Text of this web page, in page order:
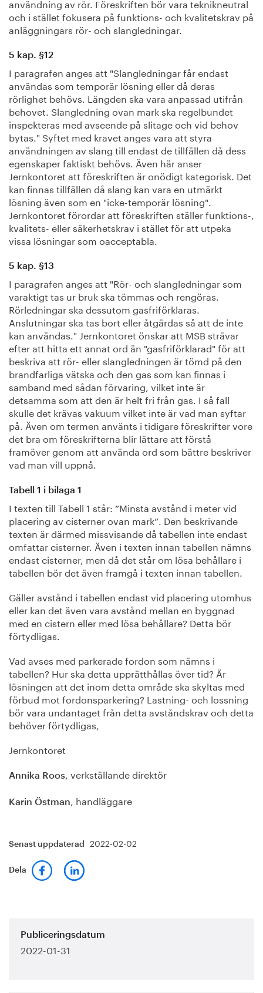
användning av rör. Föreskriften bör vara teknikneutral
och i stället fokusera på funktions- och kvalitetskrav på
anläggningars rör- och slangledningar.
5 kap. §12
I paragrafen anges att "Slangledningar får endast
användas som temporär lösning eller då deras
rörlighet behövs. Längden ska vara anpassad utifrån
behovet. Slangledning ovan mark ska regelbundet
inspekteras med avseende på slitage och vid behov
bytas." Syftet med kravet anges vara att styra
användningen av slang till endast de tillfällen då dess
egenskaper faktiskt behövs. Även här anser
Jernkontoret att föreskriften är onödigt kategorisk. Det
kan finnas tillfällen då slang kan vara en utmärkt
lösning även som en "icke-temporär lösning".
Jernkontoret förordar att föreskriften ställer funktions-,
kvalitets- eller säkerhetskrav i stället för att utpeka
vissa lösningar som oacceptabla.
5 kap. §13
I paragrafen anges att "Rör- och slangledningar som
varaktigt tas ur bruk ska tömmas och rengöras.
Rörledningar ska dessutom gasfriförklaras.
Anslutningar ska tas bort eller åtgärdas så att de inte
kan användas." Jernkontoret önskar att MSB strävar
efter att hitta ett annat ord än "gasfriförklarad" för att
beskriva att rör- eller slangledningen är tömd på den
brandfarliga vätska och den gas som kan finnas i
samband med sådan förvaring, vilket inte är
detsamma som att den är helt fri från gas. I så fall
skulle det krävas vakuum vilket inte är vad man syftar
på. Även om termen använts i tidigare föreskrifter vore
det bra om föreskrifterna blir lättare att förstå
framöver genom att använda ord som bättre beskriver
vad man vill uppnå.
Tabell 1 i bilaga 1
I texten till Tabell 1 står: ”Minsta avstånd i meter vid
placering av cisterner ovan mark”. Den beskrivande
texten är därmed missvisande då tabellen inte endast
omfattar cisterner. Även i texten innan tabellen nämns
endast cisterner, men då det står om lösa behållare i
tabellen bör det även framgå i texten innan tabellen.
Gäller avstånd i tabellen endast vid placering utomhus
eller kan det även vara avstånd mellan en byggnad
med en cistern eller med lösa behållare? Detta bör
förtydligas.
Vad avses med parkerade fordon som nämns i
tabellen? Hur ska detta upprätthållas över tid? Är
lösningen att det inom detta område ska skyltas med
förbud mot fordonsparkering? Lastning- och lossning
bör vara undantaget från detta avståndskrav och detta
behöver förtydligas,
Jernkontoret
Annika Roos , verkställande direktör
Karin Östman , handläggare
Senast uppdaterad 2022-02-02
Dela
Publiceringsdatum
2022-01-31